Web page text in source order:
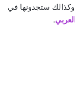
وكذالك ستجدونها في
.